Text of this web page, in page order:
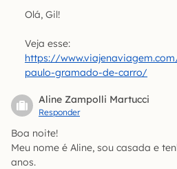
Olá, Gil!
Veja esse:
https://
paulo-gramado-de-carro/
Aline Zampolli Martucci
Responder
Boa noite!
Meu nome é Aline, sou casada e
anos.